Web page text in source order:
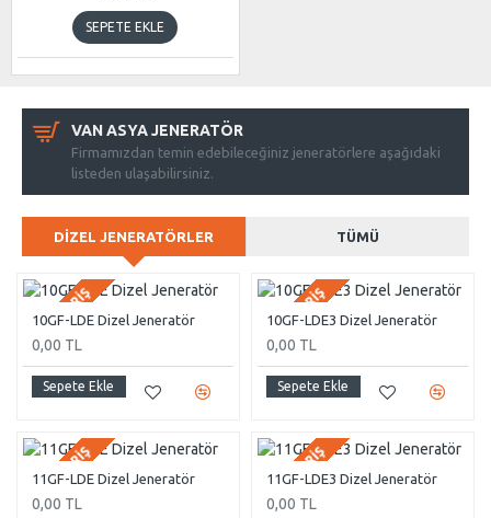
SEPETE EKLE
VAN ASYA JENERATÖR
Firmamızdan temin edebileceğiniz jeneratörlere aşağıdaki
listeden ulaşabilirsiniz.
DIZEL JENERATÖRLER TÜMÜ
ÖN SIPARIŞ
10GF-LDE Dizel Jeneratör
0,00 TL
Sepete Ekle
ÖN SIPARIŞ
10GF-LDE3 Dizel Jeneratör
0,00 TL
Sepete Ekle
ÖN SIPARIŞ
11GF-LDE Dizel Jeneratör
0,00 TL ÖN SIPARIŞ
11GF-LDE3 Dizel Jeneratör
0,00 TL